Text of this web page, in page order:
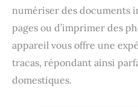
numériser des documents
pages ou d’imprimer des
appareil vous offre une
tracas, répondant ainsi
domestiques.